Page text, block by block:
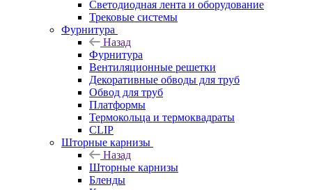
Светодиодная лента и оборудование
Трековые системы
Фурнитура
Назад
Фурнитура
Вентиляционные решетки
Декоративные обводы для труб
Обвод для труб
Платформы
Термокольца и термоквадраты
CLIP
Шторные карнизы
Назад
Шторные карнизы
Бленды